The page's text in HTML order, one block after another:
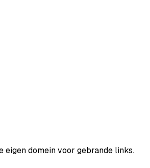
domein voor gebrande links.